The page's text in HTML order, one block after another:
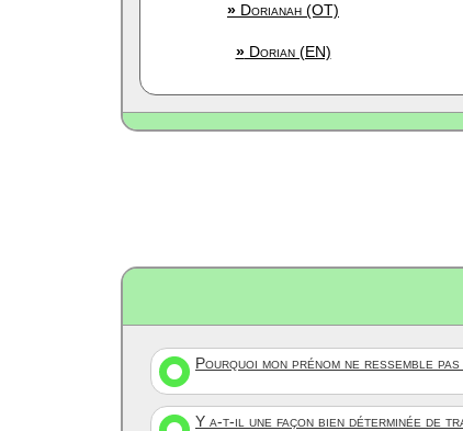
» Dorianah (OT)
»Dorian (EN)
Pourquoi mon prénom ne ressemble
Y a-t-il une façon bien déterminée de